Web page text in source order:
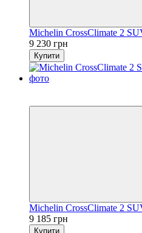
Michelin CrossClimate 2
9 230 грн
Купити
Michelin CrossClimate 2
9 185 грн
Купити